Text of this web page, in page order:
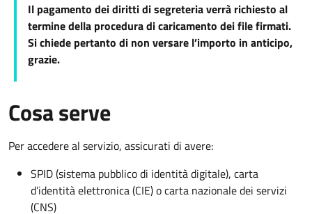
Il pagamento dei diritti di segreteria verrà richiesto al
termine della procedura di caricamento dei file firmati.
Si chiede pertanto di non versare l’importo in anticipo,
grazie.
Cosa serve
Per accedere al servizio, assicurati di avere:
SPID (sistema pubblico di identità digitale), carta
d’identità elettronica (CIE) o carta nazionale dei servizi
(CNS)